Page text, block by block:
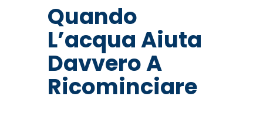
Quando
L’acqua Aiuta
Davvero A
Ricominciare